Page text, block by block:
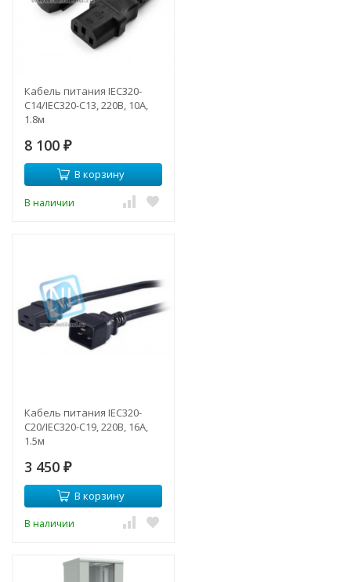
Кабель питания IEC320-
C14/IEC320-C13, 220B, 10А,
1.8м
8 100 ₽
В корзину
В наличии
Кабель питания IEC320-
C20/IEC320-C19, 220B, 16А,
1.5м
3 450 ₽
В корзину
В наличии